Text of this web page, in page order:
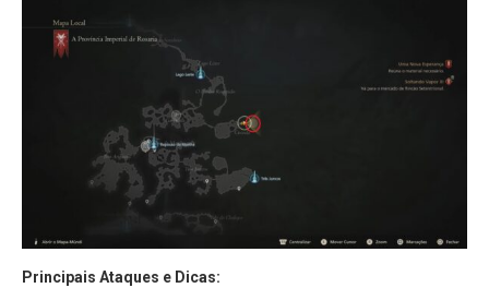
Principais Ataques e Dicas: